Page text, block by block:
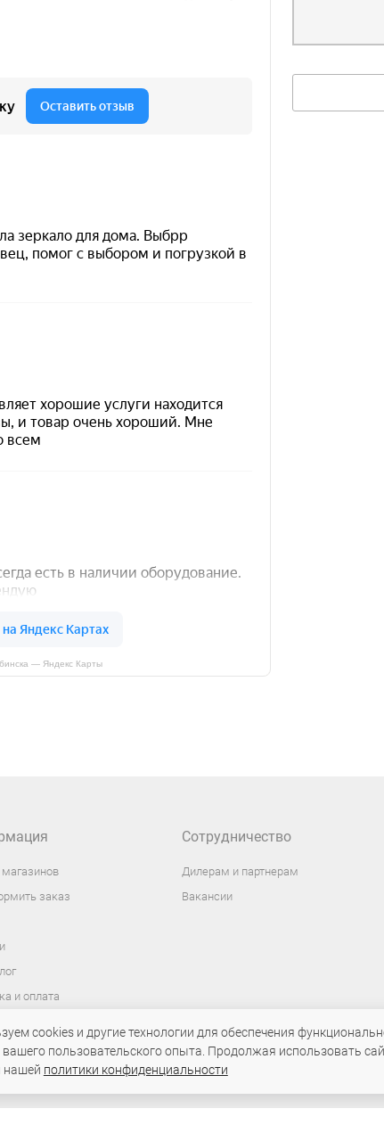
— Яндекс Карты
заказ
и оплата
в отношении обработки
данных
Сотрудничество
Дилерам и партнерам
Вакансии
cookies и другие технологии для обеспечения
пользовательского опыта. Продолжая использовать
нашей политики конфиденциальности